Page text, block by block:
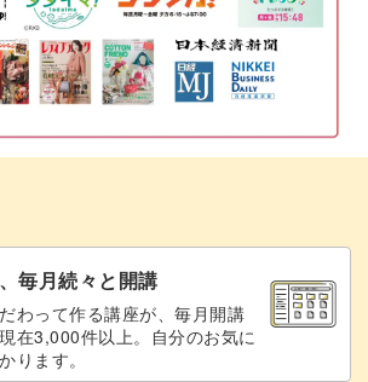
ったらいいな」を形にできる楽しさ。
り入れやすい、実践的なテクニックを
する
毎月続々と開講
わって作る講座が、毎月開講
在3,000件以上。自分のお気に
ります。